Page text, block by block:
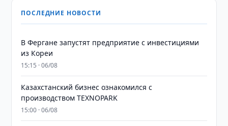
ПОСЛЕДНИЕ НОВОСТИ
В Фергане запустят предприятие с инвестициями
из Кореи
15:15 · 06/08
Казахстанский бизнес ознакомился с
производством TEXNOPARK
15:00 · 06/08